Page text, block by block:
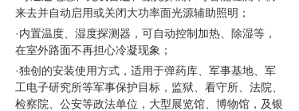
来去并自动启用或关闭大功率面光源辅助照明；
·内置温度、湿度探测器，可自动控制加热、除湿等，
在室外路面不再担心冷凝现象；
·独创的安装使用方式，适用于弹药库、军事基地、军
工电子研究所等军事保护目标，监狱、看守所、法院、
检察院、公安等政法单位，大型展览馆、博物馆，及银